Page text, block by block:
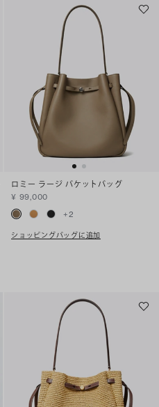
ロミー ラージ バケットバッグ
¥ 99,000
+2
ショッピングバッグに追加